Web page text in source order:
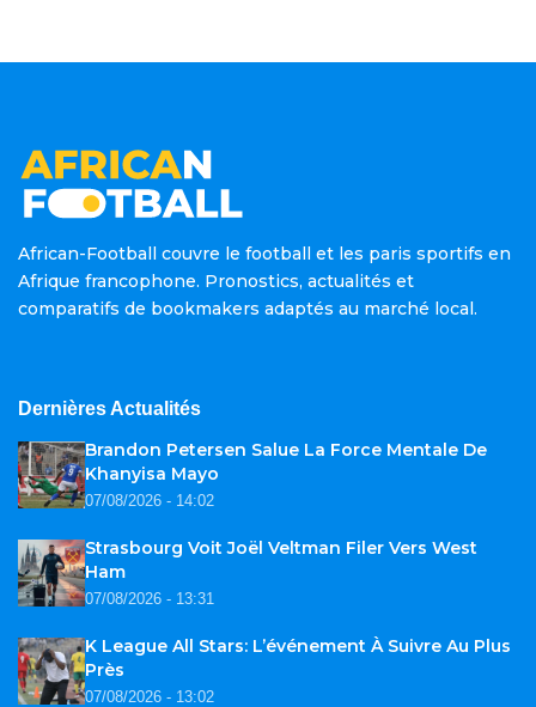
African-Football couvre le football et les paris sportifs en
Afrique francophone. Pronostics, actualités et
comparatifs de bookmakers adaptés au marché local.
Dernières Actualités
Brandon Petersen Salue La Force Mentale De
Khanyisa Mayo
07/08/2026 - 14:02
Strasbourg Voit Joël Veltman Filer Vers West
Ham
07/08/2026 - 13:31
K League All Stars: L’événement À Suivre Au Plus
Près
07/08/2026 - 13:02